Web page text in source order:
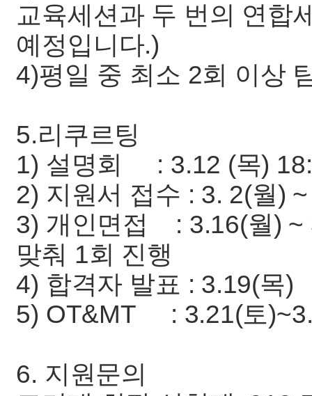
교육세션과 두 번의 연합
예정입니다.)
4)평일 중 최소 2회 이상
5.리쿠르팅
1) 설명회 : 3.12 (목)
2) 지원서 접수 : 3. 2(월)
3) 개인면접 : 3.16(월) ~
맞춰 1회 진행
4) 합격자 발표 : 3.19(목)
5) OT&MT : 3.21(토
6. 지원문의